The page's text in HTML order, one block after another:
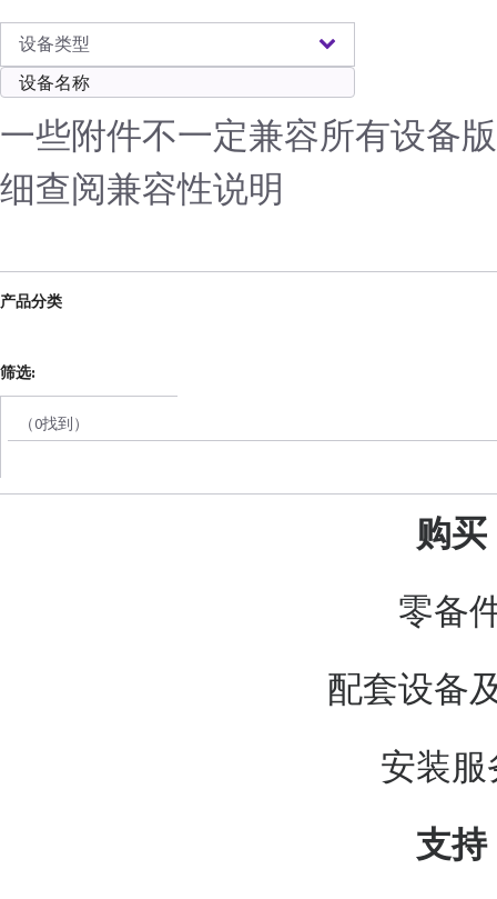
设备类型
一些附件不一定兼容所有设备
细查阅兼容性说明
产品分类
筛选:
（0找到）
购买
零备
配套设备
安装服
支持